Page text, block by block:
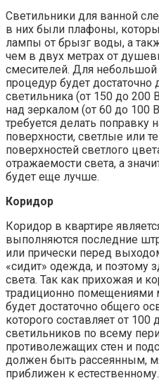
Светильники для ванной
в них были плафоны,
лампы от брызг воды, а
чем в двух метрах от
смесителей. Для
процедур будет
светильника (от 150 до 200
над зеркалом (от 60 до 100
требуется делать
поверхности, светлые или
поверхностей светлого
отражаемости света, а
будет еще лучше.
Коридор
Коридор в квартире
выполняются последние
или прически перед
«сидит» одежда, и поэтому
света. Так как прихожая и
традиционно помещениями
будет достаточно общего
которого составляет от 100
светильников по всему
противолежащих стен и
должен быть рассеянным,
приближен к естественному.